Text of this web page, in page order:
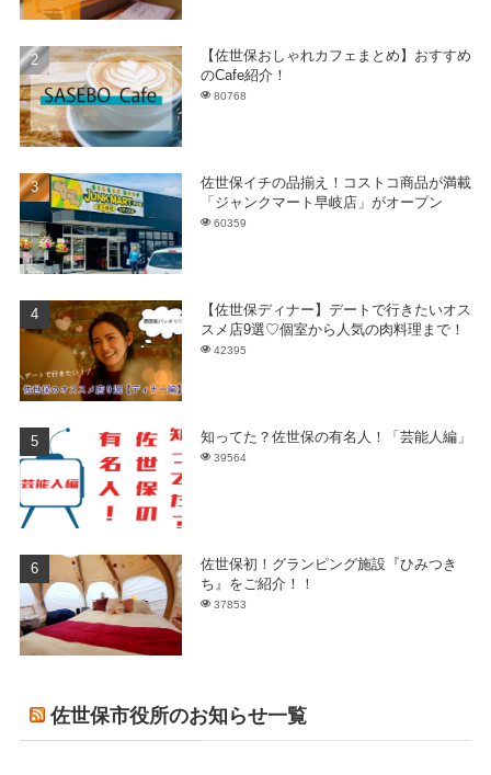
【佐世保おしゃれカフェまとめ】おすすめ
のCafe紹介！
80768
佐世保イチの品揃え！コストコ商品が満載
「ジャンクマート早岐店」がオープン
60359
【佐世保ディナー】デートで行きたいオス
スメ店9選♡個室から人気の肉料理まで！
42395
知ってた？佐世保の有名人！「芸能人編」
39564
佐世保初！グランピング施設『ひみつき
ち』をご紹介！！
37853
佐世保市役所のお知らせ一覧